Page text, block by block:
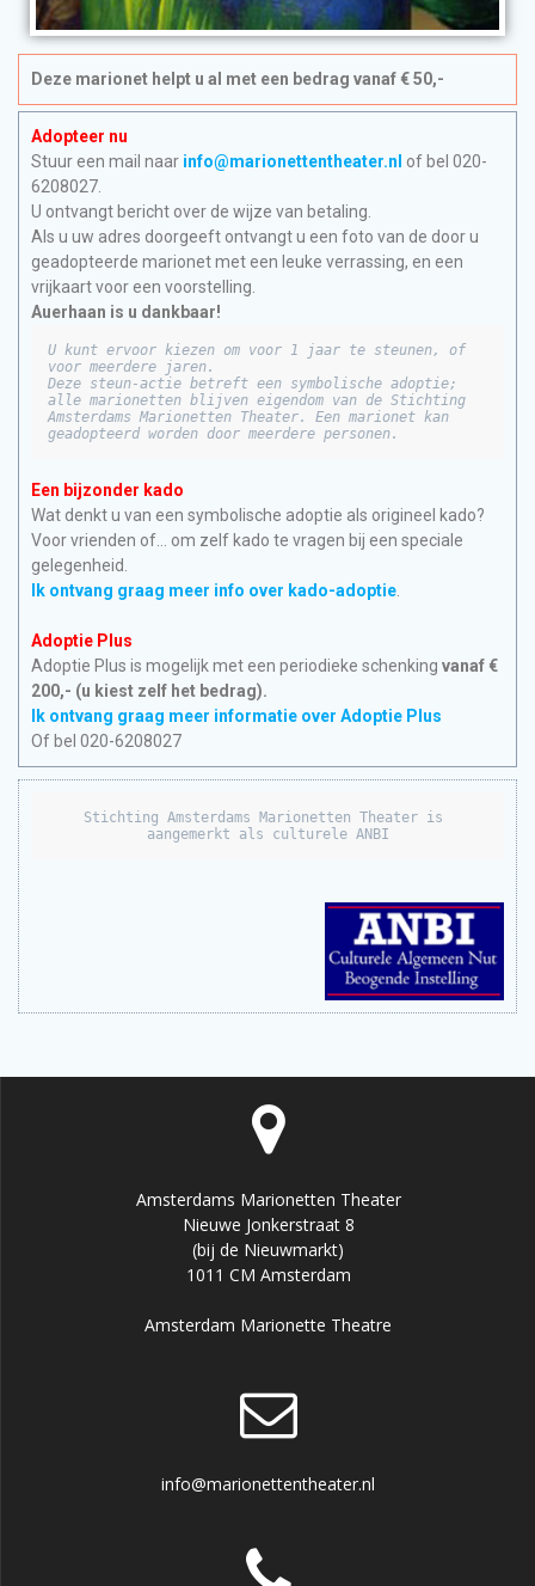
Deze marionet helpt u al met een bedrag vanaf € 50,-
Adopteer nu
Stuur een mail naar info@marionettentheater.nl of bel 020-
6208027.
U ontvangt bericht over de wijze van betaling.
Als u uw adres doorgeeft ontvangt u een foto van de door u
geadopteerde marionet met een leuke verrassing, en een
vrijkaart voor een voorstelling.
Auerhaan is u dankbaar!
U kunt ervoor kiezen om voor 1 jaar te steunen, of
voor meerdere jaren.
Deze steun-actie betreft een symbolische adoptie;
alle marionetten blijven eigendom van de Stichting
Amsterdams Marionetten Theater. Een marionet kan
geadopteerd worden door meerdere personen.
Een bijzonder kado
Wat denkt u van een symbolische adoptie als origineel kado?
Voor vrienden of… om zelf kado te vragen bij een speciale
gelegenheid.
Ik ontvang graag meer info over kado-adoptie
Adoptie Plus
Adoptie Plus is mogelijk met een periodieke schenking vanaf €
200,- (u kiest zelf het bedrag).
Ik ontvang graag meer informatie over Adoptie Plus
Of bel 020-6208027
Stichting Amsterdams Marionetten Theater is
aangemerkt als culturele ANBI
Amsterdams Marionetten Theater
Nieuwe Jonkerstraat 8
(bij de Nieuwmarkt)
1011 CM Amsterdam
Amsterdam Marionette Theatre
info@marionettentheater.nl